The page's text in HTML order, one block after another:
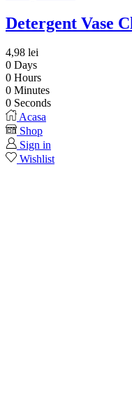
Detergent Vase
4,98 lei
0 Days
0 Hours
0 Minutes
0 Seconds
Acasa
Shop
Sign in
Wishlist